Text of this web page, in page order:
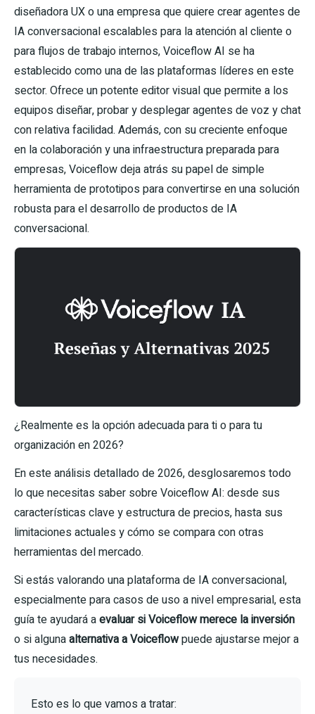
diseñadora UX o una empresa que quiere crear agentes de
IA conversacional escalables para la atención al cliente o
para flujos de trabajo internos, Voiceflow AI se ha
establecido como una de las plataformas líderes en este
sector. Ofrece un potente editor visual que permite a los
equipos diseñar, probar y desplegar agentes de voz y chat
con relativa facilidad. Además, con su creciente enfoque
en la colaboración y una infraestructura preparada para
empresas, Voiceflow deja atrás su papel de simple
herramienta de prototipos para convertirse en una solución
robusta para el desarrollo de productos de IA
conversacional.
¿Realmente es la opción adecuada para ti o para tu
organización en 2026?
En este análisis detallado de 2026, desglosaremos todo
lo que necesitas saber sobre Voiceflow AI: desde sus
características clave y estructura de precios, hasta sus
limitaciones actuales y cómo se compara con otras
herramientas del mercado.
Si estás valorando una plataforma de IA conversacional,
especialmente para casos de uso a nivel empresarial, esta
guía te ayudará aevaluar si Voiceflow merece la inversión
o si algunaalternativa a Voiceflowpuede ajustarse mejor a
tus necesidades.
Esto es lo que vamos a tratar: